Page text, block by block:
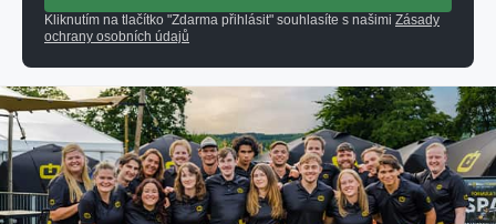
Kliknutím na tlačítko "Zdarma přihlásit" souhlasíte s našimi Zásady
ochrany osobních údajů